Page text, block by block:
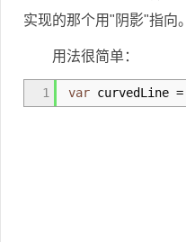
实现的那个用"阴影"指向。
用法很简单：
1 var curvedLine =